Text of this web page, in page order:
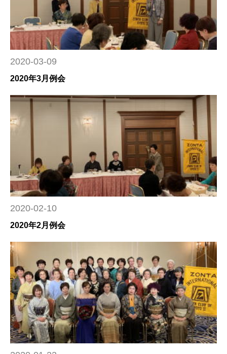
2020-03-09
2020年3月例会
2020-02-10
2020年2月例会